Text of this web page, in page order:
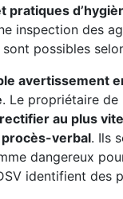
pratiques
inspection des
possibles
avertissement
. Le propriétaire de
au plus
procès-verbal. Ils
dangereux
identifient des